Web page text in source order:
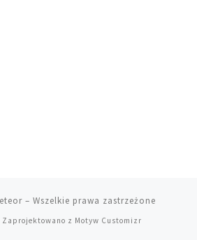
– Wszelkie prawa zastrzeżone
Zaprojektowano z Motyw Customizr